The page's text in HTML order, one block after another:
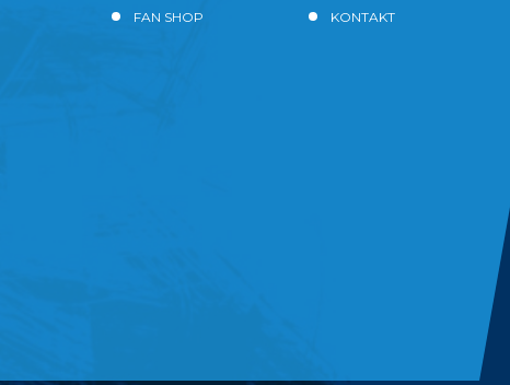
FAN SHOP
KONTAKT